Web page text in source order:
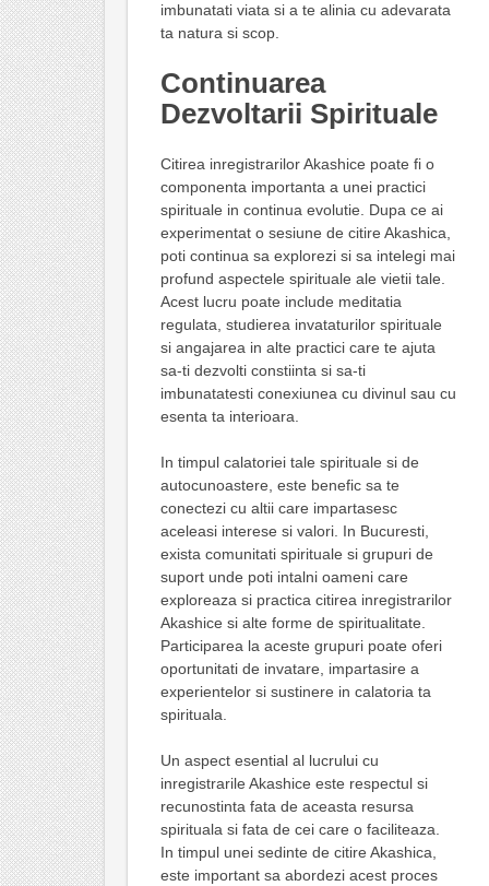
imbunatati viata si a te alinia cu adevarata
ta natura si scop.
Continuarea
Dezvoltarii Spirituale
Citirea inregistrarilor Akashice poate fi o
componenta importanta a unei practici
spirituale in continua evolutie. Dupa ce ai
experimentat o sesiune de citire Akashica,
poti continua sa explorezi si sa intelegi mai
profund aspectele spirituale ale vietii tale.
Acest lucru poate include meditatia
regulata, studierea invataturilor spirituale
si angajarea in alte practici care te ajuta
sa-ti dezvolti constiinta si sa-ti
imbunatatesti conexiunea cu divinul sau cu
esenta ta interioara.
In timpul calatoriei tale spirituale si de
autocunoastere, este benefic sa te
conectezi cu altii care impartasesc
aceleasi interese si valori. In Bucuresti,
exista comunitati spirituale si grupuri de
suport unde poti intalni oameni care
exploreaza si practica citirea inregistrarilor
Akashice si alte forme de spiritualitate.
Participarea la aceste grupuri poate oferi
oportunitati de invatare, impartasire a
experientelor si sustinere in calatoria ta
spirituala.
Un aspect esential al lucrului cu
inregistrarile Akashice este respectul si
recunostinta fata de aceasta resursa
spirituala si fata de cei care o faciliteaza.
In timpul unei sedinte de citire Akashica,
este important sa abordezi acest proces